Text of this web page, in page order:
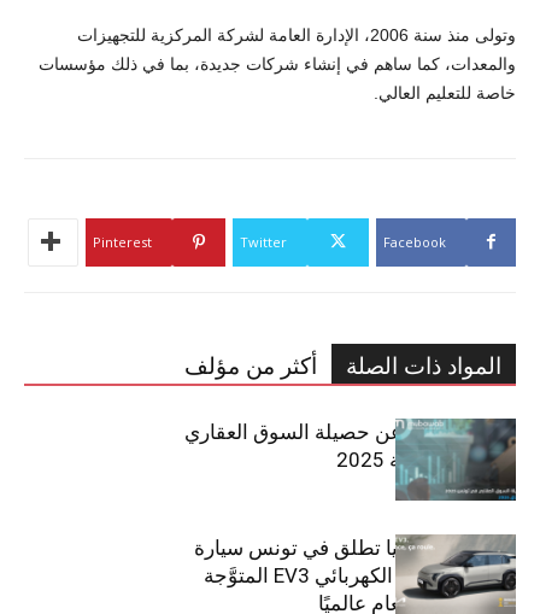
وتولى منذ سنة 2006، الإدارة العامة لشركة المركزية للتجهيزات
والمعدات، كما ساهم في إنشاء شركات جديدة، بما في ذلك مؤسسات
خاصة للتعليم العالي.
Facebook
Twitter
Pinterest
المواد ذات الصلة أكثر من مؤلف
مبوب تكشف عن حصيلة السوق العقاري
في تونس لسنة 2025
سيتي كارز – كيا تطلق في تونس سيارة
الـدفع الرباعي الكهربائي EV3 المتوَّجة
بلقب سيارة العام عالميًا